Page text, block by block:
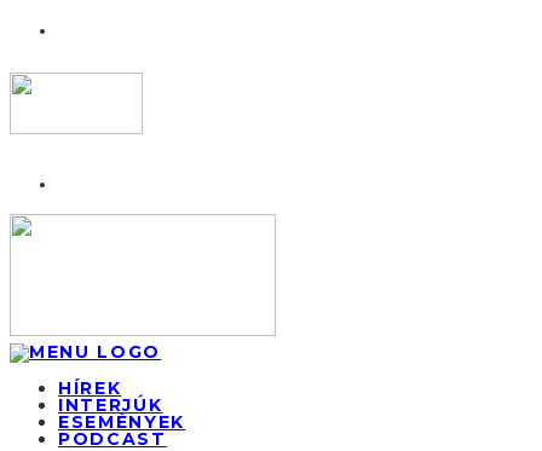
HÍREK
INTERJÚK
ESEMÉNYEK
PODCAST